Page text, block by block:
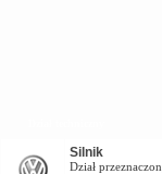
Silnik
Dział